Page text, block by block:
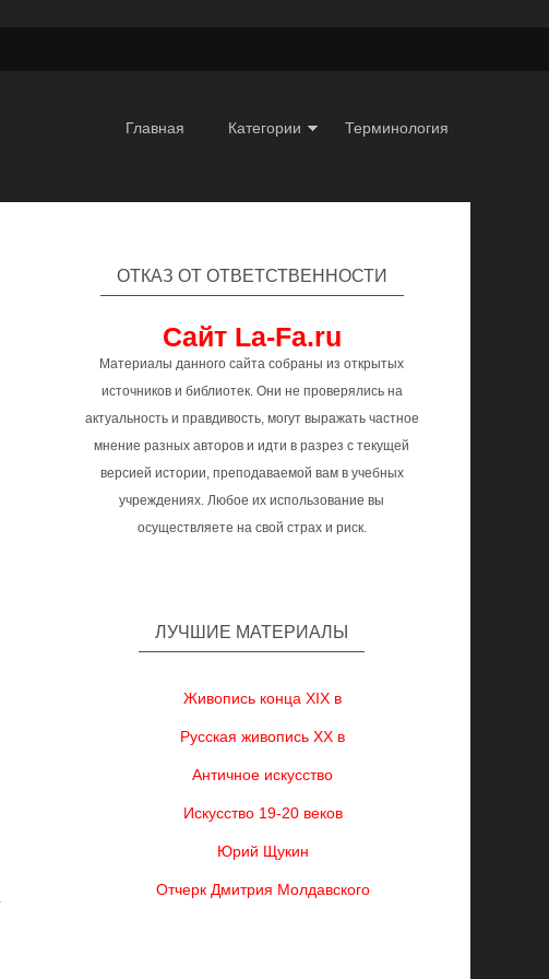
Главная Категории Терминология
ОТКАЗ ОТ ОТВЕТСТВЕННОСТИ
Сайт La-Fa.ru
Материалы данного сайта собраны из открытых
источников и библиотек. Они не проверялись на
актуальность и правдивость, могут выражать частное
мнение разных авторов и идти в разрез с текущей
версией истории, преподаваемой вам в учебных
учреждениях. Любое их использование вы
осуществляете на свой страх и риск.
ЛУЧШИЕ МАТЕРИАЛЫ
Живопись конца XIX в
Русская живопись XX в
Античное искусство
Искусство 19-20 веков
Юрий Щукин
Отчерк Дмитрия Молдавского